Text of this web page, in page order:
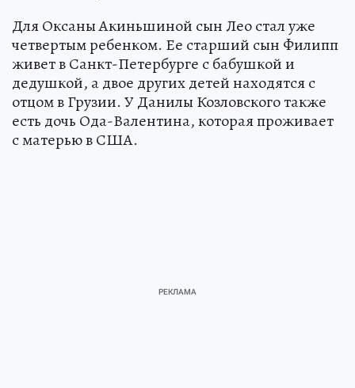
Для Оксаны Акиньшиной сын Лео стал уже
четвертым ребенком. Ее старший сын Филипп
живет в Санкт-Петербурге с бабушкой и
дедушкой, а двое других детей находятся с
отцом в Грузии. У Данилы Козловского также
есть дочь Ода-Валентина, которая проживает
с матерью в США.